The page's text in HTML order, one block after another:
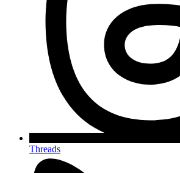
Threads